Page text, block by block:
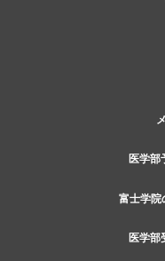
医学部
富士学院
医学部